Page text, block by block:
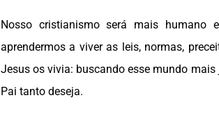
Nosso cristianismo será mais humano
aprendermos a viver as leis, normas,
Jesus os vivia: buscando esse mundo
Pai tanto deseja.